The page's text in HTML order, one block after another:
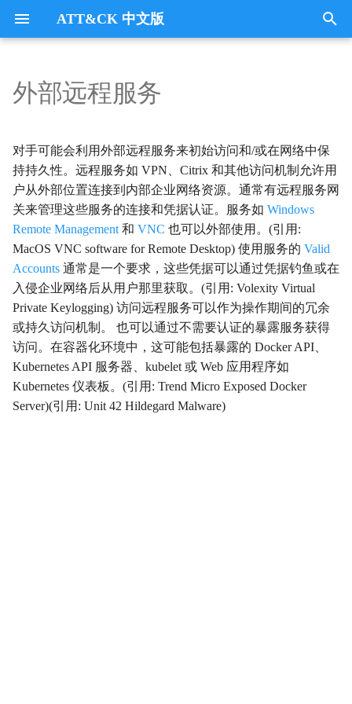
ATT&CK 中文版
入
始
搜
Tactics
CommandandControl
CredentialAccess
DefenseEvasion
Discovery
Execution
Exfiltration
Impact
InitialAccess
收集
指挥与控制
凭证访问
防御逃避
执行
数据外传
初始访问
外部远程服务
对手可能会利用外部远程服务来初始访问和/或在网络中保
持持久性。远程服务如 VPN、Citrix 和其他访问机制允许用
户从外部位置连接到内部企业网络资源。通常有远程服务网
关来管理这些服务的连接和凭据认证。服务如 Windows
Remote Management 和 VNC 也可以外部使用。(引用:
MacOS VNC software for Remote Desktop) 使用服务的 Valid
Accounts 通常是一个要求，这些凭据可以通过凭据钓鱼或在
入侵企业网络后从用户那里获取。(引用: Volexity Virtual
Private Keylogging) 访问远程服务可以作为操作期间的冗余
或持久访问机制。 也可以通过不需要认证的暴露服务获得
访问。在容器化环境中，这可能包括暴露的 Docker API、
Kubernetes API 服务器、kubelet 或 Web 应用程序如
Kubernetes 仪表板。(引用: Trend Micro Exposed Docker
Server)(引用: Unit 42 Hildegard Malware)